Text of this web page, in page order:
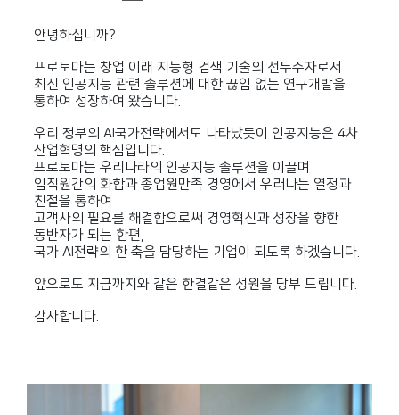
안녕하십니까?
프로토마는 창업 이래 지능형 검색 기술의 선두주자로서
최신 인공지능 관련 솔루션에 대한 끊임 없는 연구개발을
통하여 성장하여 왔습니다.
우리 정부의 AI국가전략에서도 나타났듯이 인공지능은 4차
산업혁명의 핵심입니다.
프로토마는 우리나라의 인공지능 솔루션을 이끌며
임직원간의 화합과 종업원만족 경영에서 우러나는 열정과
친절을 통하여
고객사의 필요를 해결함으로써 경영혁신과 성장을 향한
동반자가 되는 한편,
국가 AI전략의 한 축을 담당하는 기업이 되도록 하겠습니다.
앞으로도 지금까지와 같은 한결같은 성원을 당부 드립니다.
감사합니다.